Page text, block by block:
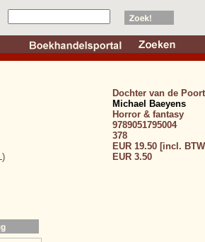
Dochter van de
Michael Baeyens
Horror & fantasy
9789051795004
378
EUR 19.50 [incl.
EUR 3.50